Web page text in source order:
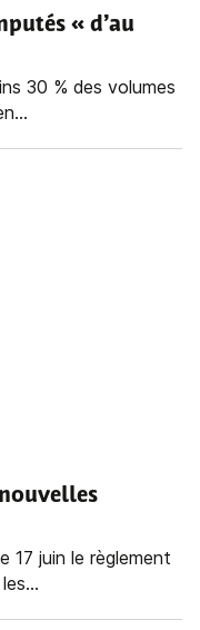
« d’au
30 % des volumes
17 juin le règlement